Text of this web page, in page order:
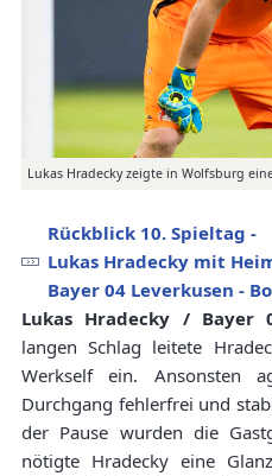
Lukas Hradecky zeigte in Wolfsburg
Rückblick 10. Spieltag -
Lukas Hradecky mit
Bayer 04 Leverkusen -
Lukas Hradecky / Bayer
langen Schlag leitete
Werkself ein. Ansonsten
Durchgang fehlerfrei und
der Pause wurden die
nötigte Hradecky eine